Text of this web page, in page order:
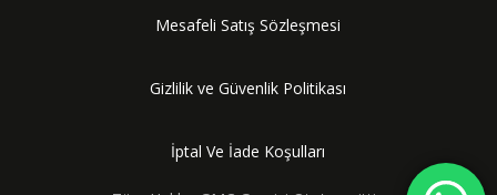
Mesafeli Satış Sözleşmesi
Gizlilik ve Güvenlik Politikası
İptal Ve İade Koşulları